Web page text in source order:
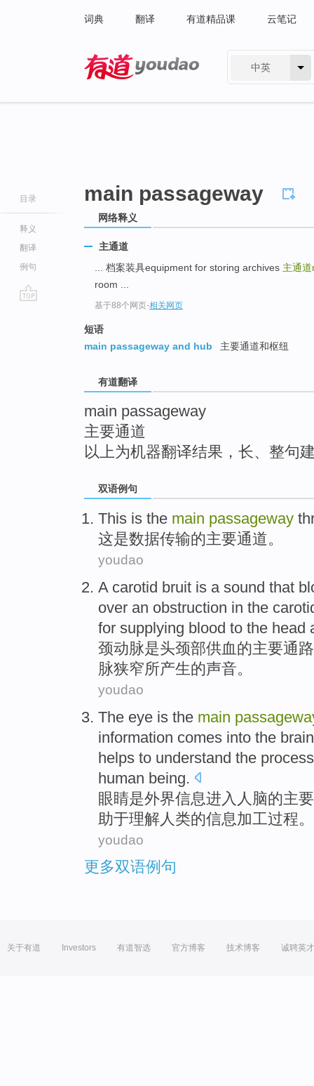
词典 翻译 有道精品课 云笔记
中英
目录
释义
翻译
例句
main passageway
网络释义
主通道
... 档案装具equipment for storing archives 主通
room ...
基于88个网页-相关网页
短语
main passageway and hub
主要通道和枢纽
有道翻译
main passageway
主要通道
以上为机器翻译结果，长、整句
双语例句
This is the main passageway
这是数据传输的主要通道。
youdao
A carotid bruit is a sound that
over an obstruction in the
for supplying blood to the head
颈动脉是头颈部供血 的主要通路
脉狭窄所产生的声音。
youdao
The eye is the main
information comes into the brain
helps to understand the process
human being.
眼睛是外界信息进入 人脑的主要
助于理解 人类的信息加工过程。
youdao
更多双语例句
关于有道 Investors 有道智选 官方博客 技术博客 诚聘英才